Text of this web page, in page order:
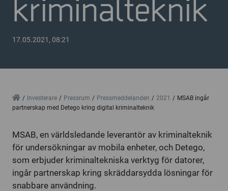
17.05.2021, 08:21
HomeInvesterare Pressrum Pressmeddelanden 2021
MSAB ingår
partnerskap med Detego kring digital kriminalteknik
MSAB, en världsledande leverantör av kriminalteknik
för undersökningar av mobila enheter, och Detego,
som erbjuder kriminaltekniska verktyg för datorer,
ingår partnerskap kring skräddarsydda lösningar för
snabbare användning.